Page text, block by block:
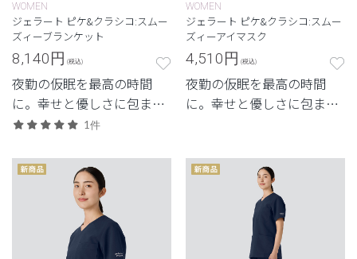
WOMEN
ジェラート ピケ&クラシコ:スムー
ズィーブランケット
8,140円 (税込)
夜勤の仮眠を最高の時間
に。幸せと優しさに包まれ
るコンパクトなブランケッ
1件
WOMEN
ジェラート ピケ&クラシコ:スムー
ズィーアイマスク
4,510円 (税込)
夜勤の仮眠を最高の時間
に。幸せと優しさに包まれ